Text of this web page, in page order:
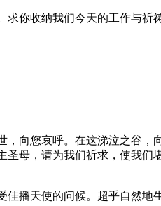
你收纳我们今天的工作与祈
向您哀呼。在这涕泣之谷
母，请为我们祈求，使我们
播天使的问候。超乎自然地